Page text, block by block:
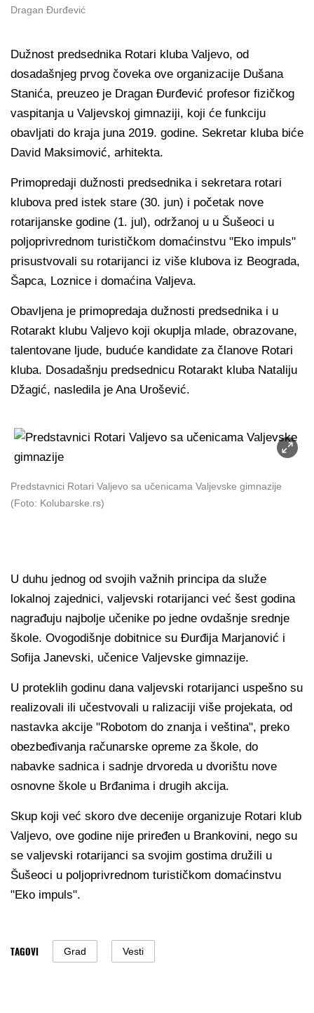
Dragan Đurđević
Dužnost predsednika Rotari kluba Valjevo, od
dosadašnjeg prvog čoveka ove organizacije Dušana
Stanića, preuzeo je Dragan Đurđević profesor fizičkog
vaspitanja u Valjevskoj gimnaziji, koji će funkciju
obavljati do kraja juna 2019. godine. Sekretar kluba biće
David Maksimović, arhitekta.
Primopredaji dužnosti predsednika i sekretara rotari
klubova pred istek stare (30. jun) i početak nove
rotarijanske godine (1. jul), održanoj u u Šušeoci u
poljoprivrednom turističkom domaćinstvu "Eko impuls"
prisustvovali su rotarijanci iz više klubova iz Beograda,
Šapca, Loznice i domaćina Valjeva.
Obavljena je primopredaja dužnosti predsednika i u
Rotarakt klubu Valjevo koji okuplja mlade, obrazovane,
talentovane ljude, buduće kandidate za članove Rotari
kluba. Dosadašnju predsednicu Rotarakt kluba Nataliju
Džagić, nasledila je Ana Urošević.
Predstavnici Rotari Valjevo sa učenicama Valjevske gimnazije
(Foto: Kolubarske.rs)
U duhu jednog od svojih važnih principa da služe
lokalnoj zajednici, valjevski rotarijanci već šest godina
nagrađuju najbolje učenike po jedne ovdašnje srednje
škole. Ovogodišnje dobitnice su Đurđija Marjanović i
Sofija Janevski, učenice Valjevske gimnazije.
U proteklih godinu dana valjevski rotarijanci uspešno su
realizovali ili učestvovali u ralizaciji više projekata, od
nastavka akcije "Robotom do znanja i veština", preko
obezbeđivanja računarske opreme za škole, do
nabavke sadnica i sadnje drvoreda u dvorištu nove
osnovne škole u Brđanima i drugih akcija.
Skup koji već skoro dve decenije organizuje Rotari klub
Valjevo, ove godine nije priređen u Brankovini, nego su
se valjevski rotarijanci sa svojim gostima družili u
Šušeoci u poljoprivrednom turističkom domaćinstvu
"Eko impuls".
TAGOVI Grad Vesti